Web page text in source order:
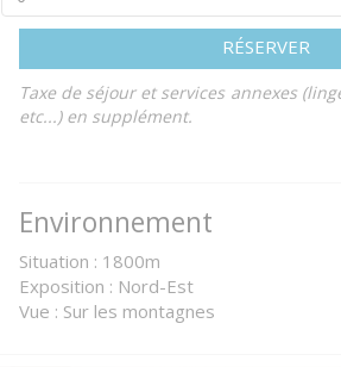
RÉSERVER
Taxe de séjour et services annexes
etc...) en supplément.
Environnement
Situation : 1800m
Exposition : Nord-Est
Vue : Sur les montagnes